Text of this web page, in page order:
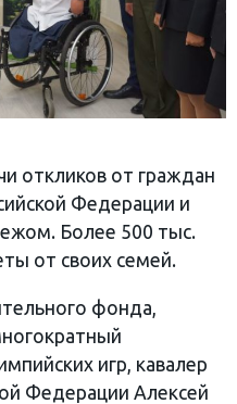
откликов от граждан
Федерации и
Более 500 тыс.
от своих семей.
фонда,
игр, кавалер
Федерации Алексей